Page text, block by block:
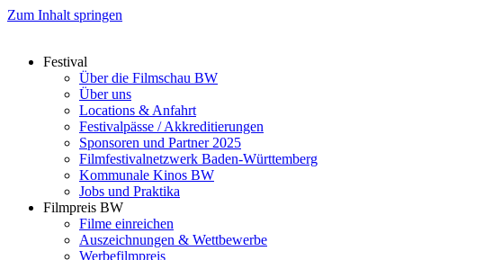
Zum Inhalt springen
Festival
Über die Filmschau BW
Über uns
Locations & Anfahrt
Festivalpässe / Akkreditierungen
Sponsoren und Partner 2025
Filmfestivalnetzwerk ­Baden-Württemberg
Kommunale Kinos BW
Jobs und Praktika
Filmpreis BW
Filme einreichen
Auszeichnungen & Wettbewerbe
Werbefilmpreis